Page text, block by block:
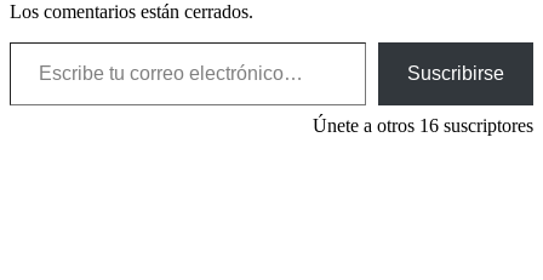
Los comentarios están cerrados.
Escribe tu correo electrónico…
Suscribirse
Únete a otros 16 suscriptores